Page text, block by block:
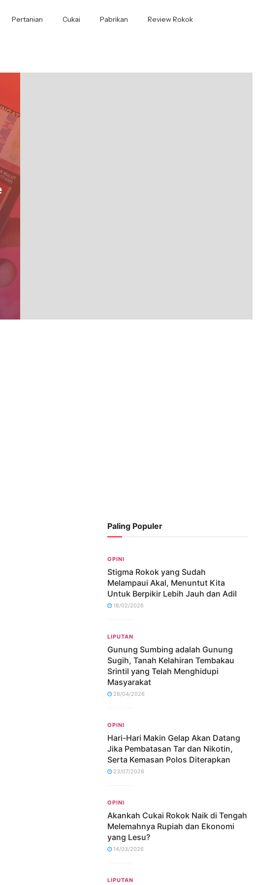
Pertanian Cukai Pabrikan Review Rokok
Paling Populer
OPINI
Stigma Rokok yang Sudah
Melampaui Akal, Menuntut Kita
Untuk Berpikir Lebih Jauh dan Adil
18/02/2026
LIPUTAN
Gunung Sumbing adalah Gunung
Sugih, Tanah Kelahiran Tembakau
Srintil yang Telah Menghidupi
Masyarakat
28/04/2026
OPINI
Hari-Hari Makin Gelap Akan Datang
Jika Pembatasan Tar dan Nikotin,
Serta Kemasan Polos Diterapkan
23/07/2026
OPINI
Akankah Cukai Rokok Naik di Tengah
Melemahnya Rupiah dan Ekonomi
yang Lesu?
14/03/2026
LIPUTAN